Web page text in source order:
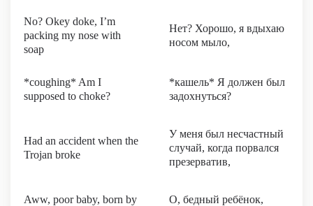
No? Okey doke, I’m
packing my nose with
soap
Нет? Хорошо, я вдыхаю
носом мыло,
*coughing* Am I
supposed to choke?
*кашель* Я должен был
задохнуться?
Had an accident when the
Trojan broke
У меня был несчастный
случай, когда порвался
презерватив,
Aww, poor baby, born by
О, бедный ребёнок,